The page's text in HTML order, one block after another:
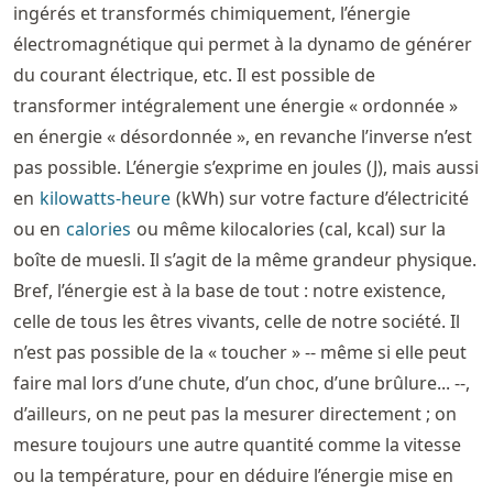
ingérés et transformés chimiquement, l’énergie
électromagnétique qui permet à la dynamo de générer
du courant électrique, etc. Il est possible de
transformer intégralement une énergie « ordonnée »
en énergie « désordonnée », en revanche l’inverse n’est
pas possible. L’énergie s’exprime en joules (J), mais aussi
en kilowatts-heure (kWh) sur votre facture d’électricité
ou en calories ou même kilocalories (cal, kcal) sur la
boîte de muesli. Il s’agit de la même grandeur physique.
Bref, l’énergie est à la base de tout : notre existence,
celle de tous les êtres vivants, celle de notre société. Il
n’est pas possible de la « toucher » -- même si elle peut
faire mal lors d’une chute, d’un choc, d’une brûlure... --,
d’ailleurs, on ne peut pas la mesurer directement ; on
mesure toujours une autre quantité comme la vitesse
ou la température, pour en déduire l’énergie mise en